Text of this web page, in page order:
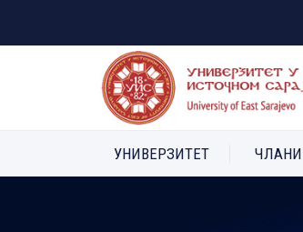
УНИВЕРЗИТЕТ